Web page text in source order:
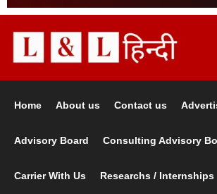
Home About us Contact us
Advisory Board Consulting Advisory
Carrier With Us Researchs / Internships